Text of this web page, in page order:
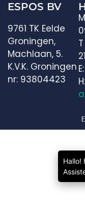
ESPOS BV
9761 TK Eelde
Groningen,
Machlaan, 5.
K.V.K. Groningen
nr: 93804423
H:
Laten we
Hallo!